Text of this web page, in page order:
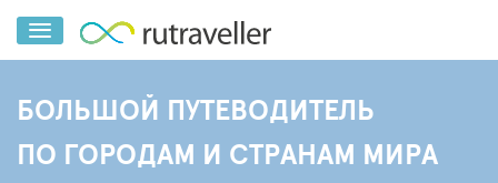
БОЛЬШОЙ ПУТЕВОДИТЕЛЬ
ПО ГОРОДАМ И СТРАНАМ МИРА